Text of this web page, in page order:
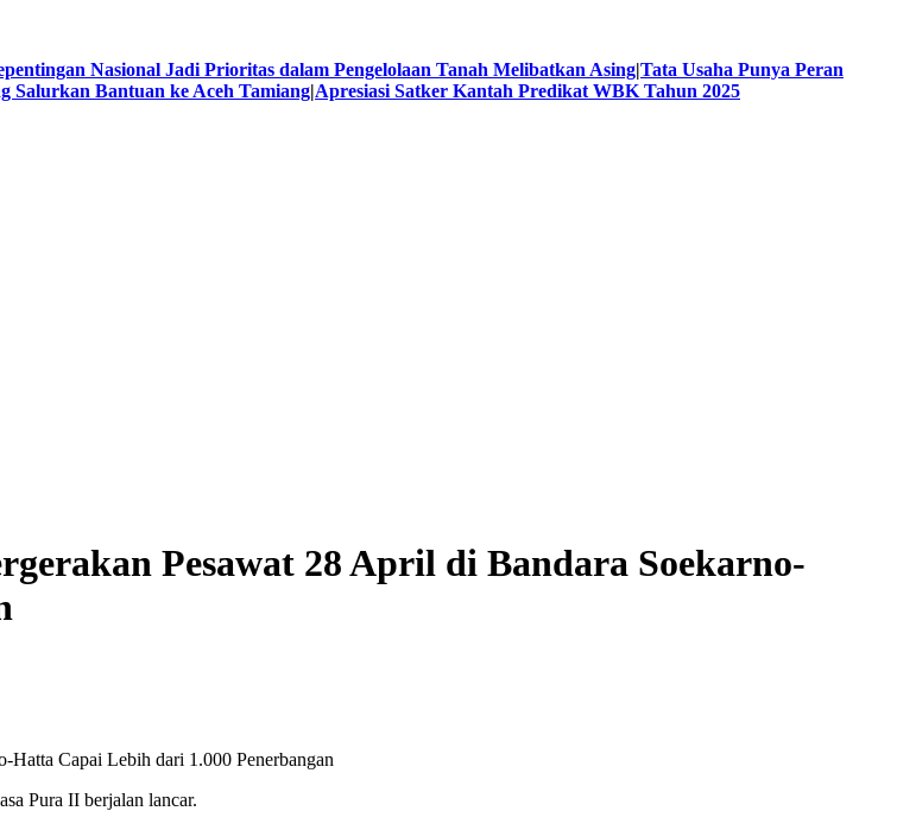
Nasional Jadi Prioritas dalam Pengelolaan Tanah Melibatkan Asing|Tata Usaha Punya Peran
Salurkan Bantuan ke Aceh Tamiang|Apresiasi Satker Kantah Predikat WBK Tahun 2025
Pesawat 28 April di Bandara Soekarno-
Pura II berjalan lancar.